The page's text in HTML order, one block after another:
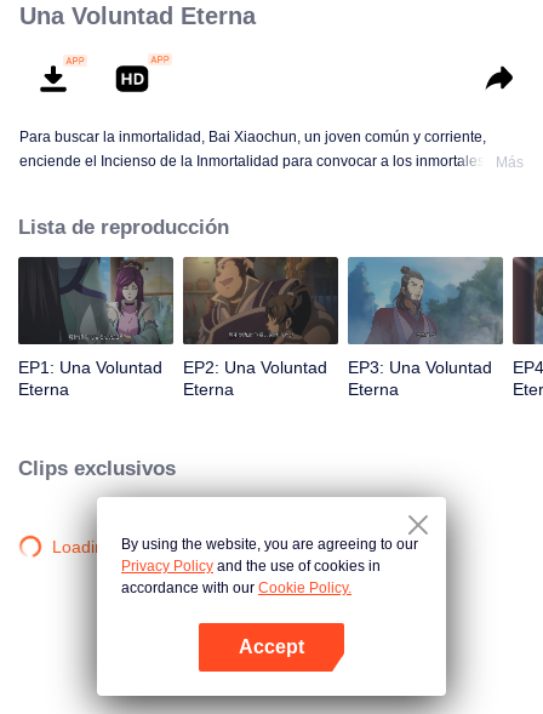
Una Voluntad Eterna
Para buscar la inmortalidad, Bai Xiaochun, un joven común y corriente,
enciende el Incienso de la Inmortalidad para convocar a los inmortales. Pero
con numerosas tramas divertidas. Ven a verlo para llenar tu verano de
alegría.
Más
Lista de reproducción
EP1: Una Voluntad
Eterna
EP2: Una Voluntad
Eterna
EP3: Una Voluntad
Eterna
Clips exclusivos
Loading…By using the website, you are agreeing to our
Privacy Policy and the use of cookies in
accordance with our Cookie Policy.
Accept